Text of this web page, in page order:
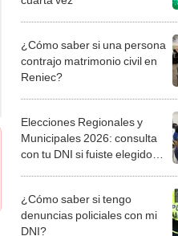
¿Cómo saber si una persona
contrajo matrimonio civil en
Reniec?
Elecciones Regionales y
Municipales 2026: consulta
con tu DNI si fuiste elegido
la ONPE
¿Cómo saber si tengo
denuncias policiales con mi
DNI?